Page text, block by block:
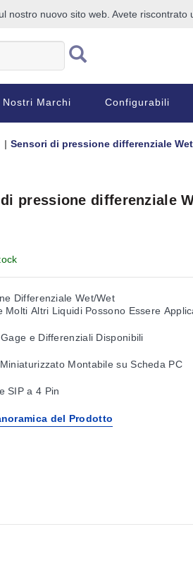
nostro nuovo sito web. Avete riscontrato
Nostri Marchi Configurabili
Sensori di pressione differenziale
pressione differenziale
Differenziale Wet/Wet
Molti Altri Liquidi Possono Essere
e Differenziali Disponibili
Montabile su Scheda PC
SIP a 4 Pin
del Prodotto